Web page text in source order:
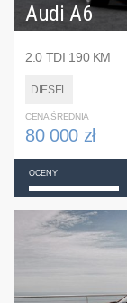
Audi A6
2.0 TDI 190 KM
DIESEL
CENA ŚREDNIA
80 000 zł
OCENY